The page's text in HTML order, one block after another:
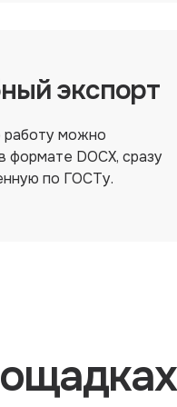
экспорт
работу можно
формате DOCX, сразу
по ГОСТу.